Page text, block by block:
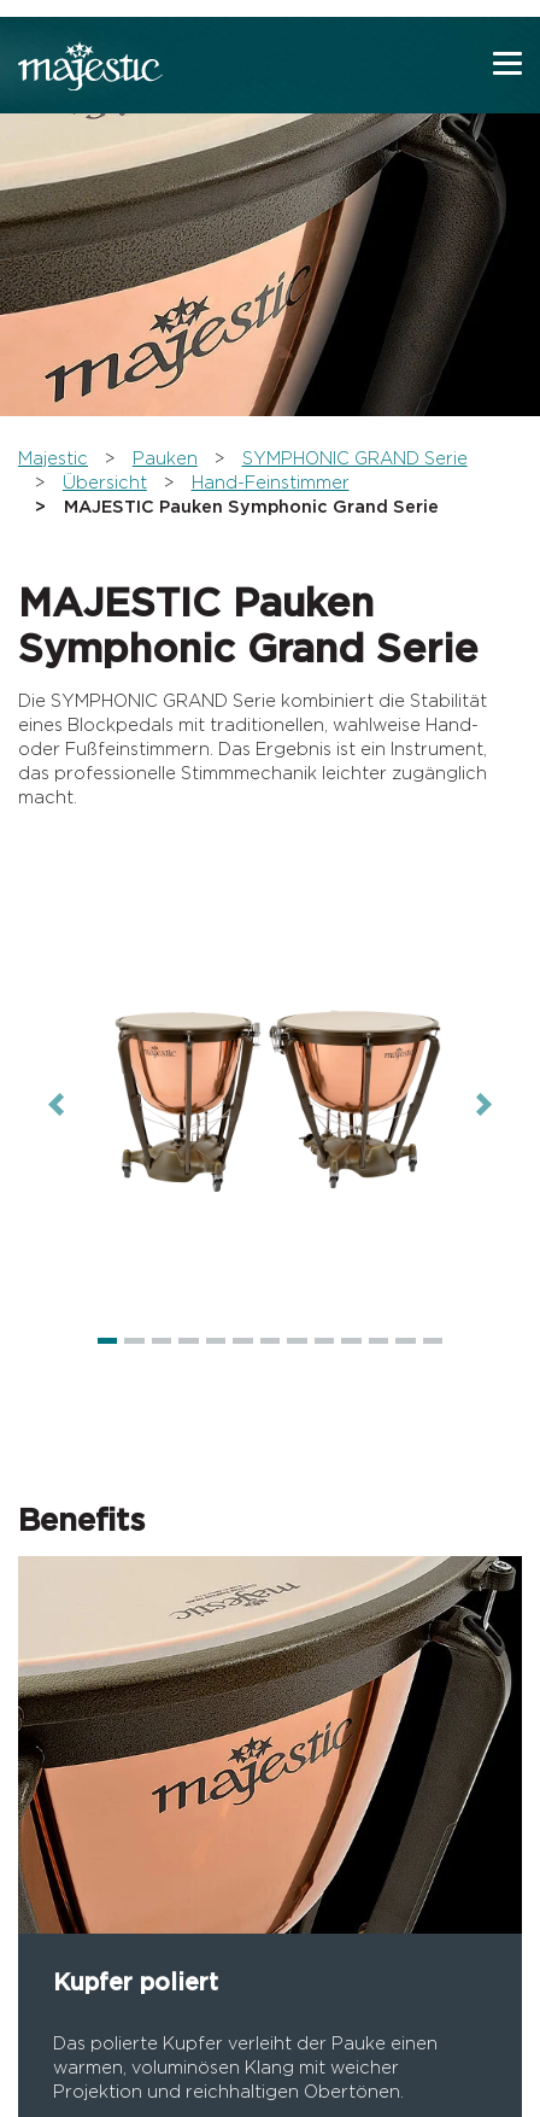
Diese Meldung nicht mehr anzeigen
Majestic Pauken
SYMPHONIC GRAND Serie
Übersicht
Hand-Feinstimmer
MAJESTIC Pauken Symphonic Grand Serie
MAJESTIC Pauken
Symphonic Grand Serie
Die SYMPHONIC GRAND Serie kombiniert die Stabilität
eines Blockpedals mit traditionellen, wahlweise Hand-
oder Fußfeinstimmern. Das Ergebnis ist ein Instrument,
das professionelle Stimmmechanik leichter zugänglich
macht.
Previous Next
Benefits
Kupfer poliert
Das polierte Kupfer verleiht der Pauke einen
warmen, voluminösen Klang mit weicher
Projektion und reichhaltigen Obertönen.